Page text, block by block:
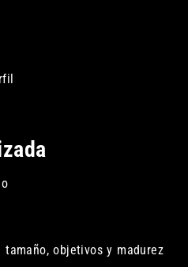
objetivos y madurez